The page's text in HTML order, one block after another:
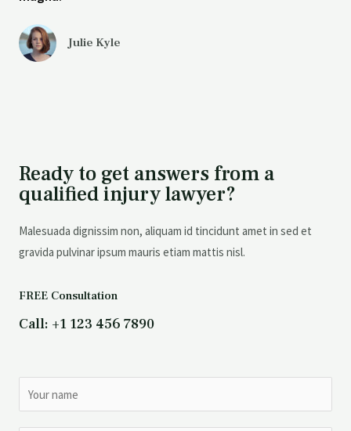
Julie Kyle
Ready to get answers from a
qualified injury lawyer?
Malesuada dignissim non, aliquam id tincidunt amet in sed et
gravida pulvinar ipsum mauris etiam mattis nisl.
FREE Consultation
Call: +1 123 456 7890